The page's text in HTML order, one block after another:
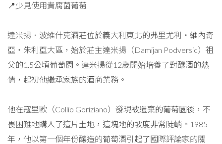
📍少見使用貴腐菌葡萄
達米揚．波維什克酒莊位於義大利東北的弗里尤利‧維內奇
亞‧朱利亞大區，始於莊主達米揚（Damijan Podversic）祖
父的1.5公頃葡萄園。達米揚從12歲開始培養了對釀酒的熱
情，起初他繼承家族的酒商業務。
他在寇里歐（Collio Goriziano）發現被遺棄的葡萄園後，不
畏困難地購入了這片土地，這塊地的坡度非常陡峭。1985
年，他以第一個年份釀造的葡萄酒引起了國際評論家的關